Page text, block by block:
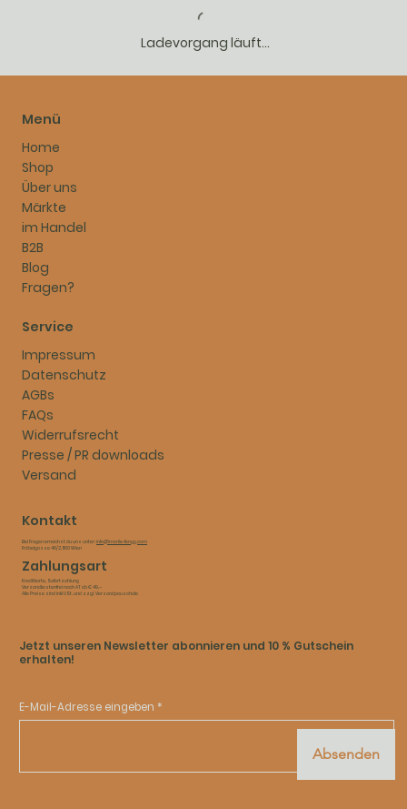
Ladevorgang läuft...
Menü
Home
Shop
Über uns
Märkte
im Handel
B2B
Blog
Fragen?
Service
Impressum
Datenschutz
AGBs
FAQs
Widerrufsrecht
Presse / PR downloads
Versand
Kontakt
Bei Fragen erreichst du uns unter:info@marlie-fengg.com
Fröbelgasse 46/2, 1160 Wien
Zahlungsart
Kreditkarte, Sofortzahlung​
Versandkostenfrei nach AT ab € 49,–​
Alle Preise sind inkl USt. und zzgl. Versandpauschale
Jetzt unseren Newsletter abonnieren und 10 % Gutschein
erhalten!
E-Mail-Adresse eingeben
Absenden